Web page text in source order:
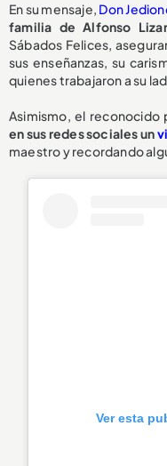
En su mensaje, Don
familia de Alfonso
Sábados Felices,
sus enseñanzas, su
quienes trabajaron a su
Asimismo, el reconocido
en sus redes sociales un
maestro y recordando
Ver esta